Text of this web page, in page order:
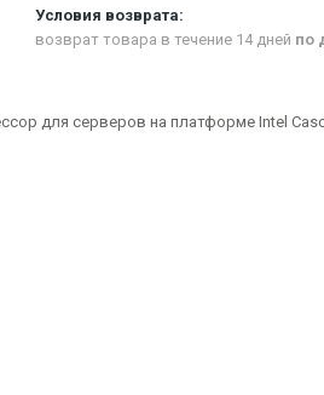
возврат товара в течение 14 дней по
для серверов на платформе Intel